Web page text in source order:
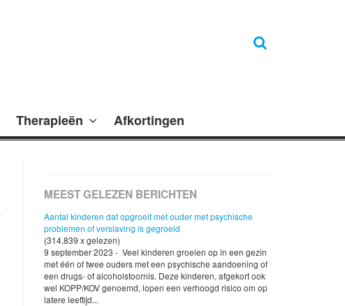
Therapieën Afkortingen
MEEST GELEZEN BERICHTEN
Aantal kinderen dat opgroeit met ouder met psychische
problemen of verslaving is gegroeid
(314,839 x gelezen)
9 september 2023 - Veel kinderen groeien op in een gezin
met één of twee ouders met een psychische aandoening of
een drugs- of alcoholstoornis. Deze kinderen, afgekort ook
wel KOPP/KOV genoemd, lopen een verhoogd risico om op
latere leeftijd...